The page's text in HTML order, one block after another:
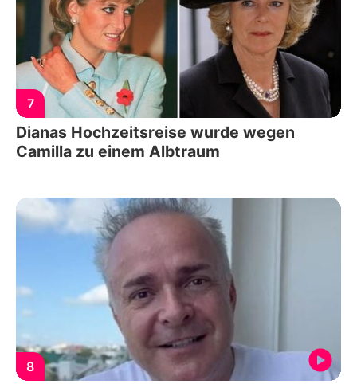
7
Dianas Hochzeitsreise wurde wegen
Camilla zu einem Albtraum
8